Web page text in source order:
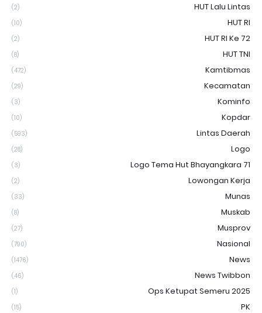
HUT Lalu Lintas
(2)
HUT RI
(10)
HUT RI Ke 72
(2)
HUT TNI
(8)
Kamtibmas
(472)
Kecamatan
(29)
Kominfo
(3)
Kopdar
(10)
Lintas Daerah
(593)
Logo
(28)
Logo Tema Hut Bhayangkara 71
(3)
Lowongan Kerja
(2)
Munas
(33)
Muskab
(8)
Musprov
(27)
Nasional
(790)
News
(1476)
News Twibbon
(46)
Ops Ketupat Semeru 2025
(1)
PK
(15)